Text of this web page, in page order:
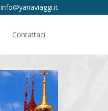
info@yanaviaggi.it
Contattaci